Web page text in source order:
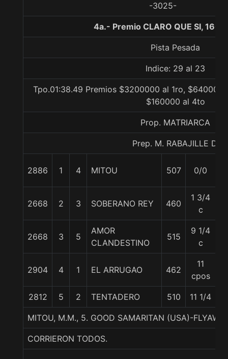
-3025-
4a.- Premio CLARO QUE SI,
Pista Pesada
Indice: 29 al 23
Tpo.01:38.49 Premios $3200000 al 1ro,
$160000 al 4to
Prop. MATRIARCA
Prep. M. RABAJILLE D.
2886 1 4 MITOU 507 0/0
2668 2 3 SOBERANO REY 460
1 3/4
c
2668 3 5
AMOR
CLANDESTINO
515
9 1/4
c
2904 4 1 EL ARRUGAO 462
11
cpos
2812 5 2 TENTADERO 510 11 1/4
MITOU, M.M., 5. GOOD SAMARITAN (USA)-
CORRIERON TODOS.